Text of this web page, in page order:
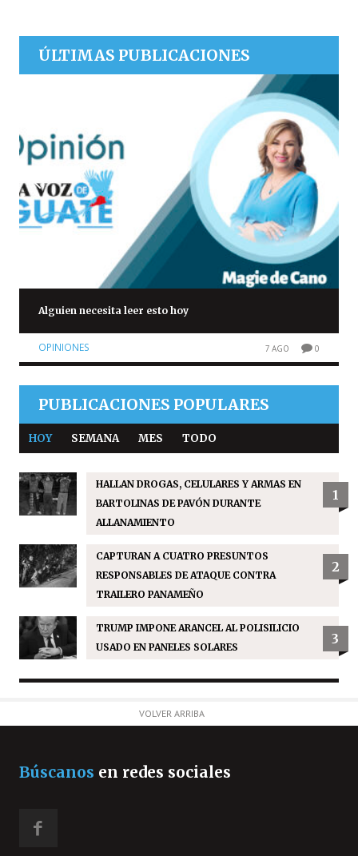
ÚLTIMAS PUBLICACIONES
Alguien necesita leer esto hoy
OPINIONES 7 AGO 0
PUBLICACIONES POPULARES
HOY SEMANA MES TODO
HALLAN DROGAS, CELULARES Y ARMAS EN
BARTOLINAS DE PAVÓN DURANTE
ALLANAMIENTO
1
CAPTURAN A CUATRO PRESUNTOS
RESPONSABLES DE ATAQUE CONTRA
TRAILERO PANAMEÑO
2
TRUMP IMPONE ARANCEL AL POLISILICIO
USADO EN PANELES SOLARES
3
VOLVER ARRIBA
Búscanos en redes sociales